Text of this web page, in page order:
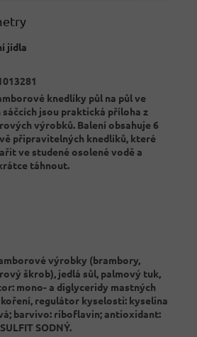
jídla
knedlíky půl na půl ve
sáčcích jsou praktická příloha z
výrobků. Balení obsahuje 6
připravitelných knedlíků, které
ve studené osolené vodě a
táhnout.
výrobky (brambory,
škrob), jedlá sůl, palmový tuk,
mono- a diglyceridy mastných
regulátor kyselosti: kyselina
barvivo: riboflavin; antioxidant:
SODNÝ.